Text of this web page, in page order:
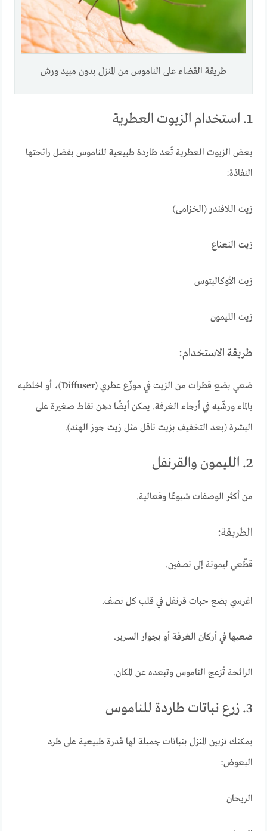
طريقة القضاء على الناموس من المنزل بدون مبيد ورش
1. استخدام الزيوت العطرية
بعض الزيوت العطرية تُعد طاردة طبيعية للناموس بفضل رائحتها
النفاذة:
زيت اللافندر (الخزامى)
زيت النعناع
زيت الأوكالبتوس
زيت الليمون
طريقة الاستخدام:
ضعي بضع قطرات من الزيت في موزّع عطري (Diffuser)، أو اخلطيه
بالماء ورشّيه في أرجاء الغرفة. يمكن أيضًا دهن نقاط صغيرة على
البشرة (بعد التخفيف بزيت ناقل مثل زيت جوز الهند).
2. الليمون والقرنفل
من أكثر الوصفات شيوعًا وفعالية.
الطريقة:
قطّعي ليمونة إلى نصفين.
اغرسي بضع حبات قرنفل في قلب كل نصف.
ضعيها في أركان الغرفة أو بجوار السرير.
الرائحة تُزعج الناموس وتبعده عن المكان.
3. زرع نباتات طاردة للناموس
يمكنك تزيين المنزل بنباتات جميلة لها قدرة طبيعية على طرد
البعوض:
الريحان